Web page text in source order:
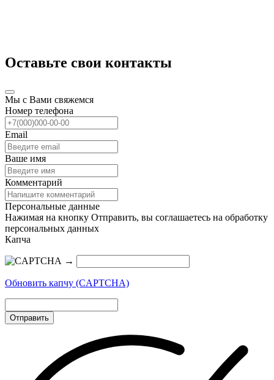
Оставьте свои контакты
Мы с Вами свяжемся
Номер телефона
Email
Ваше имя
Комментарий
Персональные данные
Нажимая на кнопку Отправить, вы соглашаетесь на обработку
персональных данных
Капча
→
Обновить капчу (CAPTCHA)
Отправить